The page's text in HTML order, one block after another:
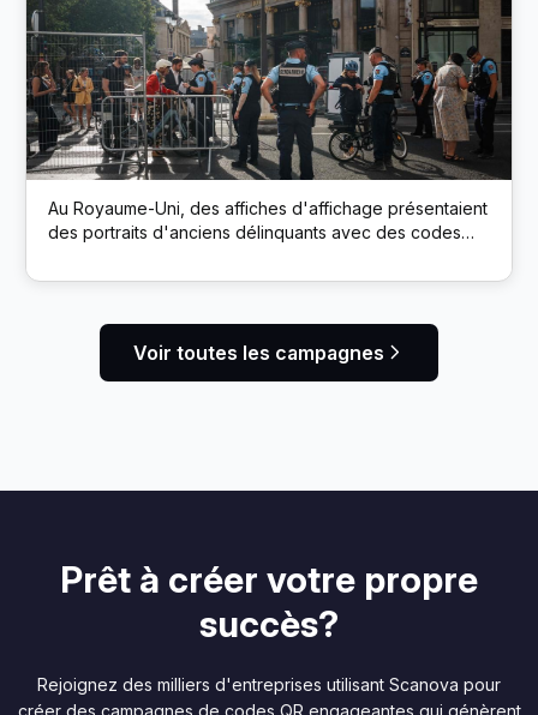
Au Royaume-Uni, des affiches d'affichage présentaient
des portraits d'anciens délinquants avec des codes
aux profils LinkedIn des candidats, encourageant ainsi
Voir toutes les campagnes
Prêt à créer votre propre
succès?
Rejoignez des milliers d'entreprises utilisant Scanova pour
créer des campagnes de codes QR engageantes qui génèrent